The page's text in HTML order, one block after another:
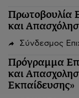
Πρωτοβουλία
και
Σύνδεσμος
Πρόγραμμα
και
Εκπαίδευσης»